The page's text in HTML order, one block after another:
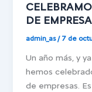
DE
admin_as/ 7 de
Un año más, y
hemos
de empresas.